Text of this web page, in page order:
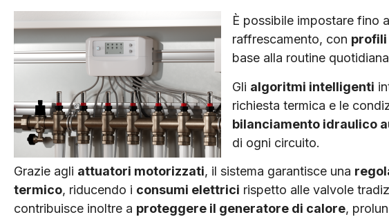
È possibile impostare fino a
raffrescamento, con profili
base alla routine
Gli algoritmi intelligenti
richiesta termica e le
bilanciamento idraulico
di ogni circuito.
Grazie agli attuatori motorizzati, il sistema garantisce una
termico, riducendo i consumi elettrici rispetto alle valvole
contribuisce inoltre a proteggere il generatore di calore,